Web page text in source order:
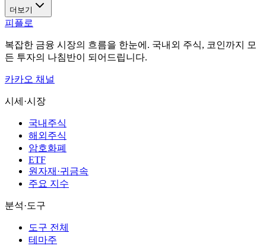
더보기
피플로
복잡한 금융 시장의 흐름을 한눈에. 국내외 주식, 코인까지 모
든 투자의 나침반이 되어드립니다.
카카오 채널
시세·시장
국내주식
해외주식
암호화폐
ETF
원자재·귀금속
주요 지수
분석·도구
도구 전체
테마주